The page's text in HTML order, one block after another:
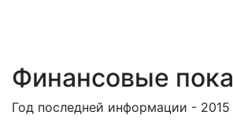
Финансовые
Год последней информации - 2015